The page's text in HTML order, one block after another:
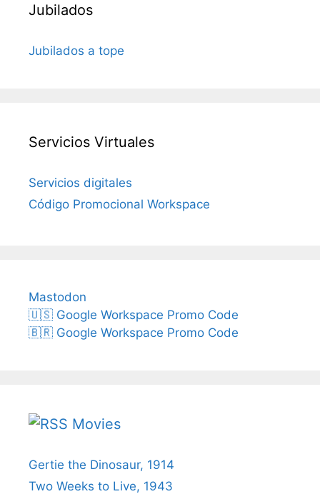
Jubilados
Jubilados a tope
Servicios Virtuales
Servicios digitales
Código Promocional Workspace
Mastodon
🇺🇸 Google Workspace Promo Code
🇧🇷 Google Workspace Promo Code
Movies
Gertie the Dinosaur, 1914
Two Weeks to Live, 1943